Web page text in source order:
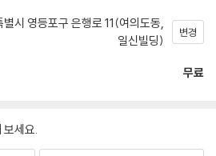
별시 영등포구 은행로 11(여의도동,
일신빌딩)
변경
무료
보세요.